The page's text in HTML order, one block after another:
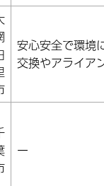
安心安全で環境
交換やアライア
ー